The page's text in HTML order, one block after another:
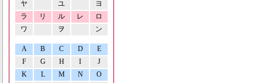
ヤ
ユ
ヨ
ラ
リ ル レ
ロ
ワ
ヲ ン
A B C D
E
F
G H I
J
K
L M N O